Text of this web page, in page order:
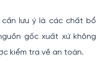
lưu ý là các chất bổ
gốc xuất xứ không
kiểm tra về an toàn.